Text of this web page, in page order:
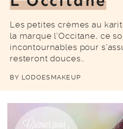
Les petites crèmes au
la marque l’Occitane, ce
incontournables pour
resteront douces…
BY LODOESMAKEUP